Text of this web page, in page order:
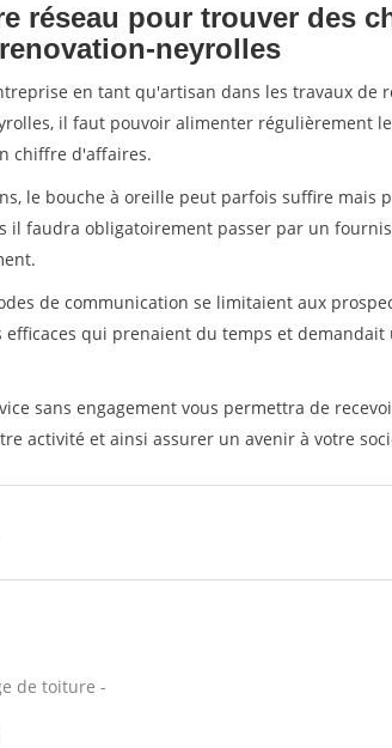
réseau pour trouver des
neyrolles
en tant qu'artisan dans les travaux de
il faut pouvoir alimenter régulièrement
chiffre d'affaires.
le bouche à oreille peut parfois suffire mais
il faudra obligatoirement passer par un
de communication se limitaient aux
efficaces qui prenaient du temps et
sans engagement vous permettra de
activité et ainsi assurer un avenir à votre
de toiture -